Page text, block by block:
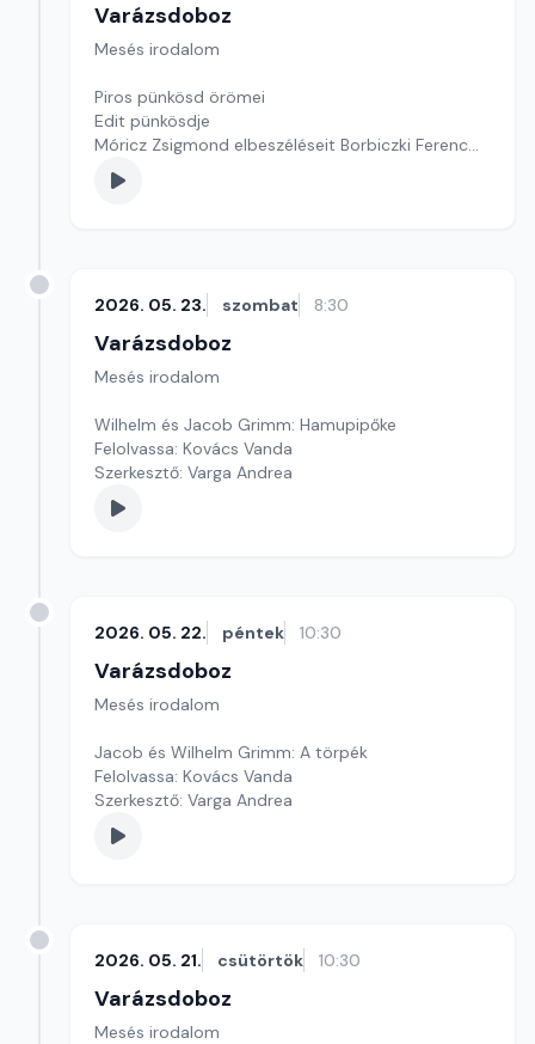
Varázsdoboz
Mesés irodalom
Piros pünkösd örömei
Edit pünkösdje
Móricz Zsigmond elbeszéléseit Borbiczki Ferenc
olvassa fel.
2026. 05. 23. szombat 8:30
Varázsdoboz
Mesés irodalom
Wilhelm és Jacob Grimm: Hamupipőke
Felolvassa: Kovács Vanda
Szerkesztő: Varga Andrea
2026. 05. 22. péntek 10:30
Varázsdoboz
Mesés irodalom
Jacob és Wilhelm Grimm: A törpék
Felolvassa: Kovács Vanda
Szerkesztő: Varga Andrea
2026. 05. 21. csütörtök 10:30
Varázsdoboz
Mesés irodalom